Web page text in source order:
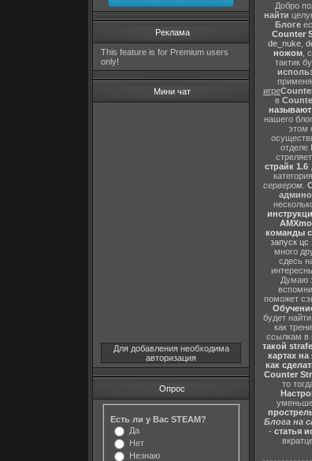
Реклама
This feature is for Premium users
only!
Мини чат
Для добавления необходима
авторизация
Опрос
Есть ли у Вас STEAM?
Да
Нет
Незнаю
Добро
найти
Блоге
Counter
de_nuke,
ножом ,
тактик
игре
в
называют
нашего
этом
отделе
страйк 1.6
сервером
команды
запуск цс
много
сдесь
Думаю
поможет
будет
как
ссылкам в
такой
картах
как
Counter
то
Блога на
- статья